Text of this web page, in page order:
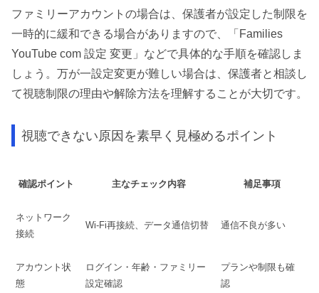
ファミリーアカウントの場合は、保護者が設定した制限を
一時的に緩和できる場合がありますので、「Families
YouTube com 設定 変更」などで具体的な手順を確認しま
しょう。万が一設定変更が難しい場合は、保護者と相談し
て視聴制限の理由や解除方法を理解することが大切です。
視聴できない原因を素早く見極めるポイント
確認ポイント 主なチェック内容 補足事項
ネットワーク
接続
Wi-Fi再接続、データ通信切替 通信不良が多い
アカウント状
態
ログイン・年齢・ファミリー
設定確認
プランや制限も確
認